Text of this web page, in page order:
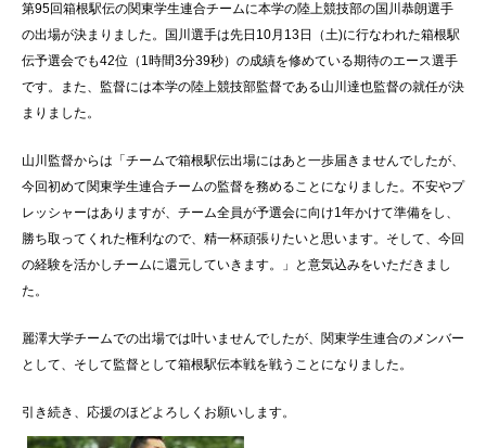
第95回箱根駅伝の関東学生連合チームに本学の陸上競技部の国川恭朗選手
の出場が決まりました。国川選手は先日10月13日（土)に行なわれた箱根駅
伝予選会でも42位（1時間3分39秒）の成績を修めている期待のエース選手
です。また、監督には本学の陸上競技部監督である山川達也監督の就任が決
まりました。
山川監督からは「チームで箱根駅伝出場にはあと一歩届きませんでしたが、
今回初めて関東学生連合チームの監督を務めることになりました。 不安やプ
レッシャーはありますが、チーム全員が予選会に向け1年かけて準備をし、
勝ち取ってくれた権利なので、精一杯頑張りたいと思います。 そして、今回
の経験を活かしチームに還元していきます。」と意気込みをいただきまし
た。
麗澤大学チームでの出場では叶いませんでしたが、関東学生連合のメンバー
として、そして監督として箱根駅伝本戦を戦うことになりました。
引き続き、応援のほどよろしくお願いします。